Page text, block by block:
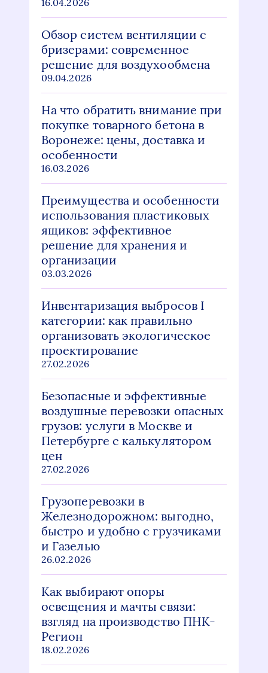
Обзор систем вентиляции с
бризерами: современное
решение для воздухообмена
09.04.2026
На что обратить внимание при
покупке товарного бетона в
Воронеже: цены, доставка и
особенности
16.03.2026
Преимущества и особенности
использования пластиковых
ящиков: эффективное
решение для хранения и
организации
03.03.2026
Инвентаризация выбросов I
категории: как правильно
организовать экологическое
проектирование
27.02.2026
Безопасные и эффективные
воздушные перевозки опасных
грузов: услуги в Москве и
Петербурге с калькулятором
цен
27.02.2026
Грузоперевозки в
Железнодорожном: выгодно,
быстро и удобно с грузчиками
и Газелью
26.02.2026
Как выбирают опоры
освещения и мачты связи:
взгляд на производство ПНК-
Регион
18.02.2026